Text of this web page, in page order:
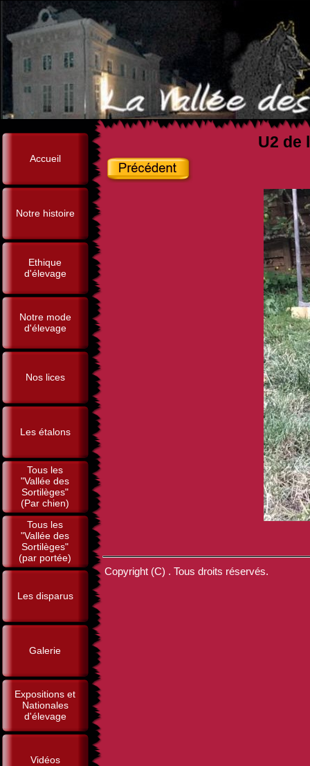
Accueil
Notre histoire
Ethique
d'élevage
Notre mode
d'élevage
Nos lices
Les étalons
Tous les
"Vallée des
Sortilèges"
(Par chien)
Tous les
"Vallée des
Sortilèges"
(par portée)
Les disparus
Galerie
Expositions et
Nationales
d'élevage
Vidéos
U2 de
Copyright (C) . Tous droits réservés.